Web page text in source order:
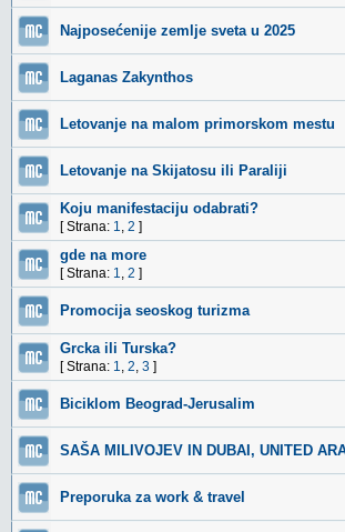
Najposećenije zemlje sveta u 2025
Laganas Zakynthos
Letovanje na malom primorskom mestu
Letovanje na Skijatosu ili Paraliji
Koju manifestaciju odabrati?
[ Strana: 1, 2 ]
gde na more
[ Strana: 1, 2 ]
Promocija seoskog turizma
Grcka ili Turska?
[ Strana: 1, 2, 3 ]
Biciklom Beograd-Jerusalim
SAŠA MILIVOJEV IN DUBAI, UNITED
Preporuka za work & travel